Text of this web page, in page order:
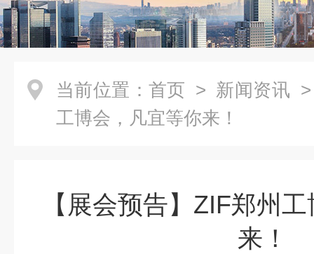
当前位置： 首页 > 新闻资讯
工博会，凡宜等你来！
【展会预告】ZIF郑州
来！